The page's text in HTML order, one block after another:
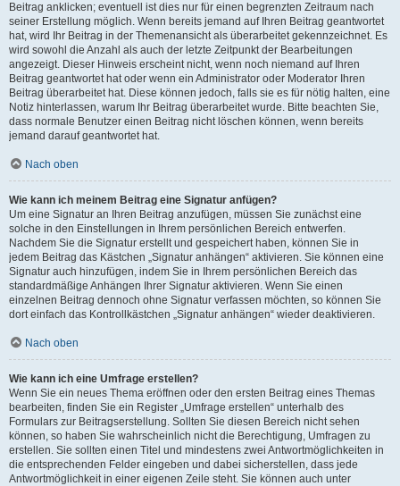
Beitrag anklicken; eventuell ist dies nur für einen begrenzten Zeitraum nach
seiner Erstellung möglich. Wenn bereits jemand auf Ihren Beitrag geantwortet
hat, wird Ihr Beitrag in der Themenansicht als überarbeitet gekennzeichnet. Es
wird sowohl die Anzahl als auch der letzte Zeitpunkt der Bearbeitungen
angezeigt. Dieser Hinweis erscheint nicht, wenn noch niemand auf Ihren
Beitrag geantwortet hat oder wenn ein Administrator oder Moderator Ihren
Beitrag überarbeitet hat. Diese können jedoch, falls sie es für nötig halten, eine
Notiz hinterlassen, warum Ihr Beitrag überarbeitet wurde. Bitte beachten Sie,
dass normale Benutzer einen Beitrag nicht löschen können, wenn bereits
jemand darauf geantwortet hat.
Nach oben
Wie kann ich meinem Beitrag eine Signatur anfügen?
Um eine Signatur an Ihren Beitrag anzufügen, müssen Sie zunächst eine
solche in den Einstellungen in Ihrem persönlichen Bereich entwerfen.
Nachdem Sie die Signatur erstellt und gespeichert haben, können Sie in
jedem Beitrag das Kästchen „Signatur anhängen“ aktivieren. Sie können eine
Signatur auch hinzufügen, indem Sie in Ihrem persönlichen Bereich das
standardmäßige Anhängen Ihrer Signatur aktivieren. Wenn Sie einen
einzelnen Beitrag dennoch ohne Signatur verfassen möchten, so können Sie
dort einfach das Kontrollkästchen „Signatur anhängen“ wieder deaktivieren.
Nach oben
Wie kann ich eine Umfrage erstellen?
Wenn Sie ein neues Thema eröffnen oder den ersten Beitrag eines Themas
bearbeiten, finden Sie ein Register „Umfrage erstellen“ unterhalb des
Formulars zur Beitragserstellung. Sollten Sie diesen Bereich nicht sehen
können, so haben Sie wahrscheinlich nicht die Berechtigung, Umfragen zu
erstellen. Sie sollten einen Titel und mindestens zwei Antwortmöglichkeiten in
die entsprechenden Felder eingeben und dabei sicherstellen, dass jede
Antwortmöglichkeit in einer eigenen Zeile steht. Sie können auch unter